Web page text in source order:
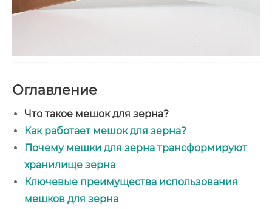
Оглавление
Что такое мешок для зерна?
Как работает мешок для зерна?
Почему мешки для зерна трансформируют
хранилище зерна
Ключевые преимущества использования
мешков для зерна